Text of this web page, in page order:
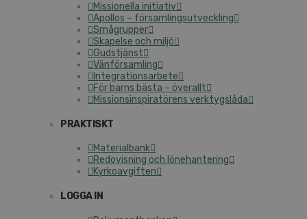
Missionella initiativ
Apollos – församlingsutveckling
Smågrupper
Skapelse och miljö
Gudstjänst
Vänförsamling
Integrationsarbete
För barns bästa – överallt
Missionsinspiratörens verktygslåda
PRAKTISKT
Materialbank
Redovisning och lönehantering
Kyrkoavgiften
LOGGA IN